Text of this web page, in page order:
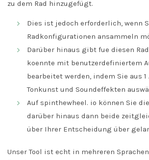
zu dem Rad hinzugefügt.
Dies ist jedoch erforderlich, wenn
Radkonfigurationen ansammeln
Darüber hinaus gibt fue diesen
koennte mit benutzerdefiniertem
bearbeitet werden, indem Sie aus 1
Tonkunst und Soundeffekten
Auf spinthewheel. io können Sie
darüber hinaus dann beide
über Ihrer Entscheidung über
Unser Tool ist echt in mehreren